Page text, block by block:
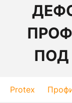
ПОД
Protex